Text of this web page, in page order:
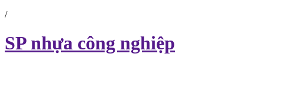
/
SP nhựa công nghiệp